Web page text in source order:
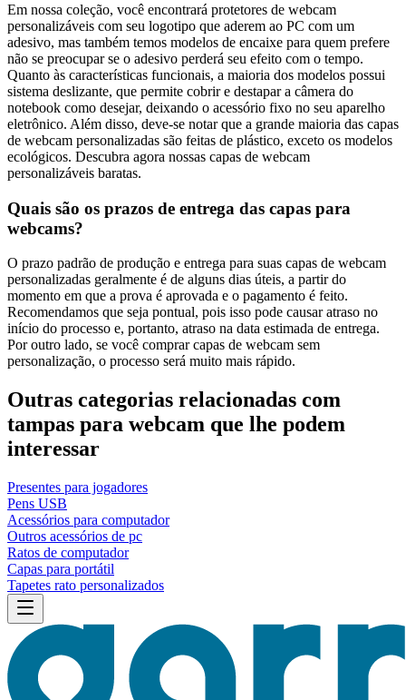
Em nossa coleção, você encontrará protetores de webcam
personalizáveis com seu logotipo que aderem ao PC com um
adesivo, mas também temos modelos de encaixe para quem prefere
não se preocupar se o adesivo perderá seu efeito com o tempo.
Quanto às características funcionais, a maioria dos modelos possui
sistema deslizante, que permite cobrir e destapar a câmera do
notebook como desejar, deixando o acessório fixo no seu aparelho
eletrônico. Além disso, deve-se notar que a grande maioria das capas
de webcam personalizadas são feitas de plástico, exceto os modelos
ecológicos. Descubra agora nossas capas de webcam
personalizáveis baratas.
Quais são os prazos de entrega das capas para
webcams?
O prazo padrão de produção e entrega para suas capas de webcam
personalizadas geralmente é de alguns dias úteis, a partir do
momento em que a prova é aprovada e o pagamento é feito.
Recomendamos que seja pontual, pois isso pode causar atraso no
início do processo e, portanto, atraso na data estimada de entrega.
Por outro lado, se você comprar capas de webcam sem
personalização, o processo será muito mais rápido.
Outras categorias relacionadas com
tampas para webcam que lhe podem
interessar
Presentes para jogadores
Pens USB
Acessórios para computador
Outros acessórios de pc
Ratos de computador
Capas para portátil
Tapetes rato personalizados